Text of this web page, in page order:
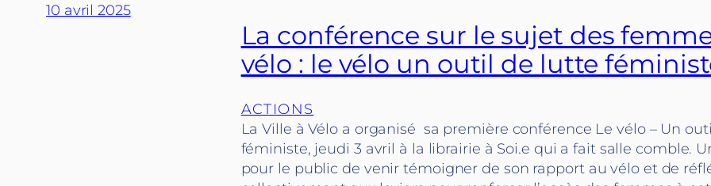
10 avril 2025
La conférence sur le sujet des
vélo : le vélo un outil de lutte
ACTIONS
La Ville à Vélo a organisé sa première conférence Le vélo – Un
féministe, jeudi 3 avril à la librairie à Soi.e qui a fait salle comble.
pour le public de venir témoigner de son rapport au vélo et de